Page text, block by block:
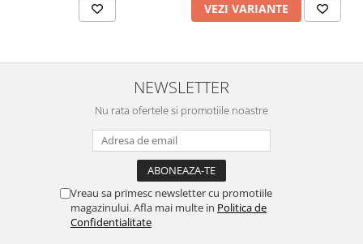
VEZI VARIANTE
NEWSLETTER
Nu rata ofertele si promotiile noastre
Vreau sa primesc newsletter cu promotiile
magazinului. Afla mai multe in Politica de
Confidentialitate